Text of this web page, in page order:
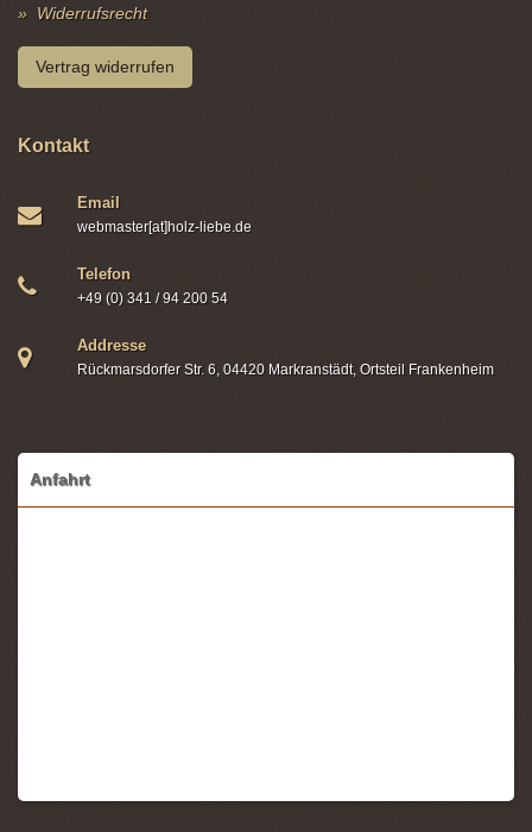
Widerrufsrecht
Vertrag widerrufen
Kontakt
Email
webmaster[at]holz-liebe.de
Telefon
+49 (0) 341 / 94 200 54
Addresse
Rückmarsdorfer Str. 6, 04420 Markranstädt, Ortsteil Frankenheim
Anfahrt